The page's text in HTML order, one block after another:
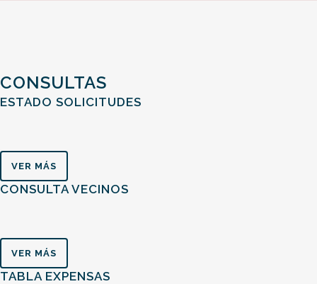
CONSULTAS
ESTADO SOLICITUDES
VER MÁS
CONSULTA VECINOS
VER MÁS
TABLA EXPENSAS